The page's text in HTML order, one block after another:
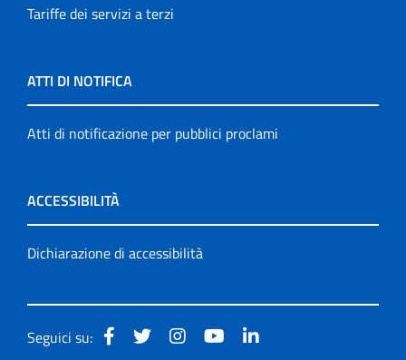
Tariffe dei servizi a terzi
ATTI DI NOTIFICA
Atti di notificazione per pubblici proclami
ACCESSIBILITÀ
Dichiarazione di accessibilità
Seguici su: